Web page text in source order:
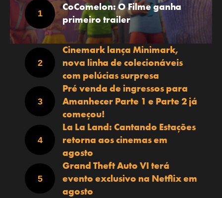
CoComelon: O Filme ganha
primeiro trailer
Cinemark lança Minimark,
nova linha de colecionáveis
com pelúcias surpresa
Pré venda de ingressos para
Amanhecer Parte 1 e Parte 2 já
começou!
La La Land: Cantando Estações
retorna aos cinemas em
agosto
Grand Theft Auto VI terá
evento exclusivo na Netflix em
agosto